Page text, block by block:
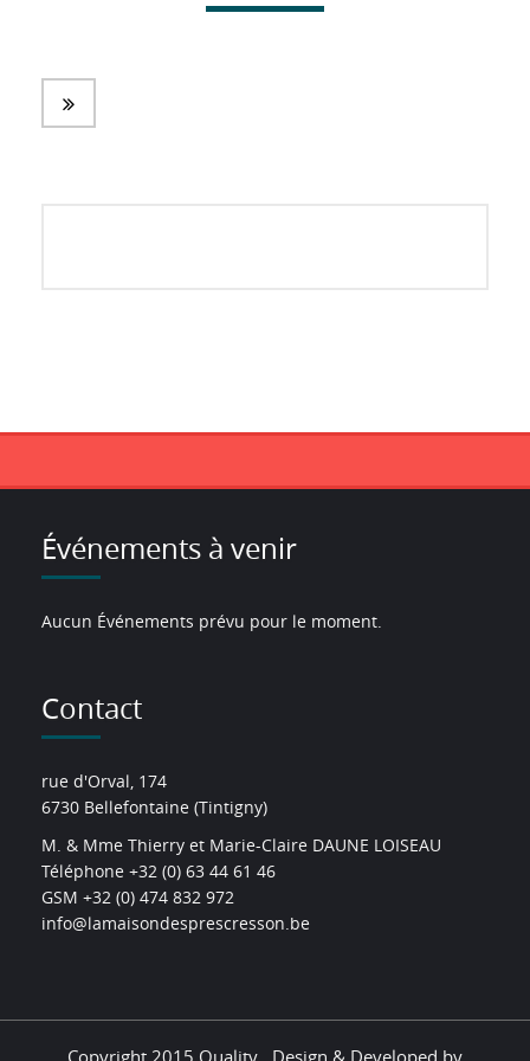
Événements à venir
Aucun Événements prévu pour le moment.
Contact
rue d'Orval, 174
6730 Bellefontaine (Tintigny)
M. & Mme Thierry et Marie-Claire DAUNE LOISEAU
Téléphone +32 (0) 63 44 61 46
GSM +32 (0) 474 832 972
info@lamaisondesprescresson.be
Copyright 2015 Quality . Design & Developed by